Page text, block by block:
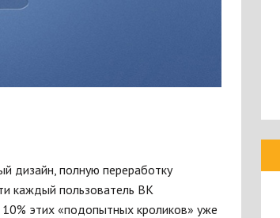
дизайн, полную переработку
каждый пользователь ВК
этих «подопытных кроликов» уже